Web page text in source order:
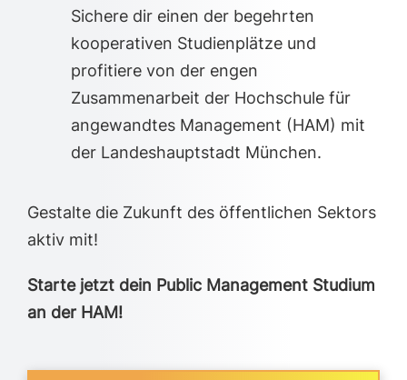
Sichere dir einen der begehrten
kooperativen Studienplätze und
profitiere von der engen
Zusammenarbeit der Hochschule für
angewandtes Management (HAM) mit
der Landeshauptstadt München.
Gestalte die Zukunft des öffentlichen Sektors
aktiv mit!
Starte jetzt dein Public Management Studium
an der HAM!